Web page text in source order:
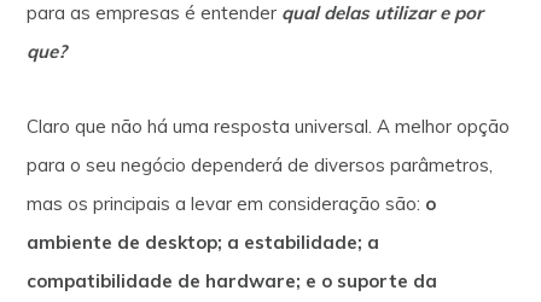
para as empresas é entender qual delas utilizar e por
que?
Claro que não há uma resposta universal. A melhor opção
para o seu negócio dependerá de diversos parâmetros,
mas os principais a levar em consideração são: o
ambiente de desktop; a estabilidade; a
compatibilidade de hardware; e o suporte da